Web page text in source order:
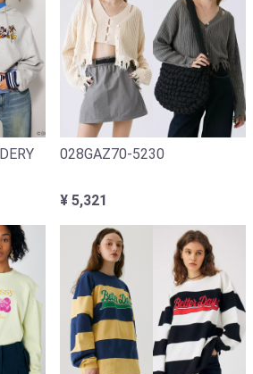
028GAZ70-5230
¥ 5,321